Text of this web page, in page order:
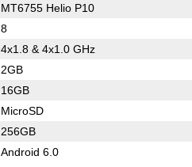
MT6755 Helio P10
8
4x1.8 & 4x1.0 GHz
2GB
16GB
MicroSD
256GB
Android 6.0